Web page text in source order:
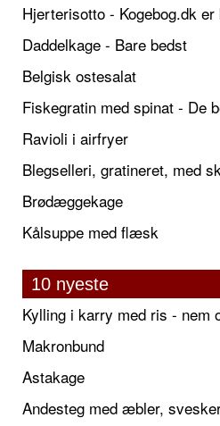
Hjerterisotto - Kogebog.dk er
Daddelkage - Bare bedst
Belgisk ostesalat
Fiskegratin med spinat - De
Ravioli i airfryer
Blegselleri, gratineret, med
Brødæggekage
Kålsuppe med flæsk
10 nyeste
Kylling i karry med ris - nem
Makronbund
Astakage